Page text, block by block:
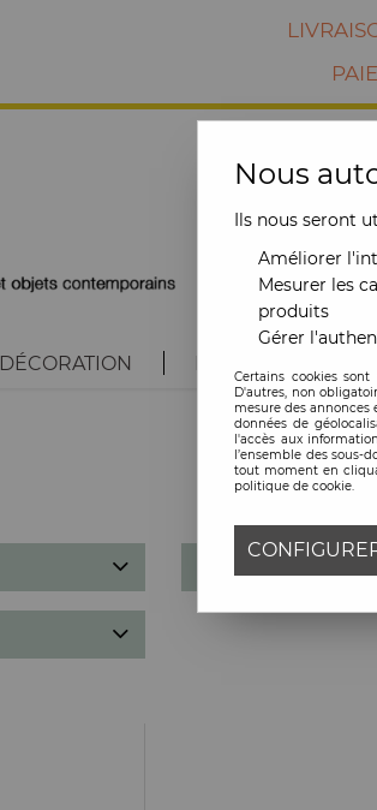
DÉCORATION
Nous
Ils nous seront
Améliorer
Mesurer les
produits
Gérer
Certains cookies
D'autres, non
mesure des
données de
l'accès aux
l’ensemble des sous-
tout moment en
politique de cookie.